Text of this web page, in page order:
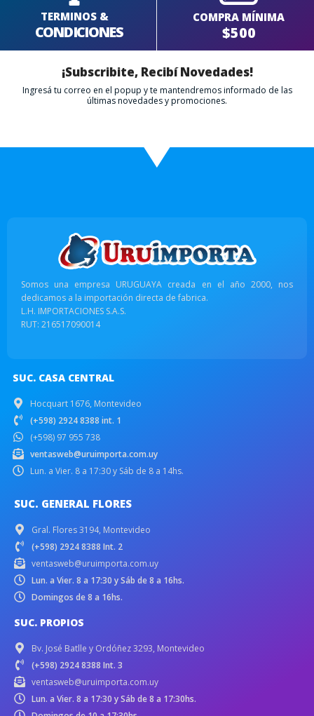
TERMINOS &
CONDICIONES
COMPRA MÍNIMA
$500
¡Subscribite, Recibí Novedades!
Ingresá tu correo en el popup y te mantendremos informado de las
últimas novedades y promociones.
Somos una empresa URUGUAYA creada en el año 2000, nos
dedicamos a la importación directa de fabrica.
L.H. IMPORTACIONES S.A.S.
RUT: 216517090014
SUC. CASA CENTRAL
Hocquart 1676, Montevideo
(+598) 2924 8388 int. 1
(+598) 97 955 738
ventasweb@uruimporta.com.uy
Lun. a Vier. 8 a 17:30 y Sáb de 8 a 14hs.
SUC. GENERAL FLORES
Gral. Flores 3194, Montevideo
(+598) 2924 8388 Int. 2
ventasweb@uruimporta.com.uy
Lun. a Vier. 8 a 17:30 y Sáb de 8 a 16hs.
Domingos de 8 a 16hs.
SUC. PROPIOS
Bv. José Batlle y Ordóñez 3293, Montevideo
(+598) 2924 8388 Int. 3
ventasweb@uruimporta.com.uy
Lun. a Vier. 8 a 17:30 y Sáb de 8 a 17:30hs.